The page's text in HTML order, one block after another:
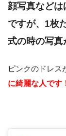
顔写真など
ですが、1枚
式の時の写真
ピンクのドレス
に綺麗な人です